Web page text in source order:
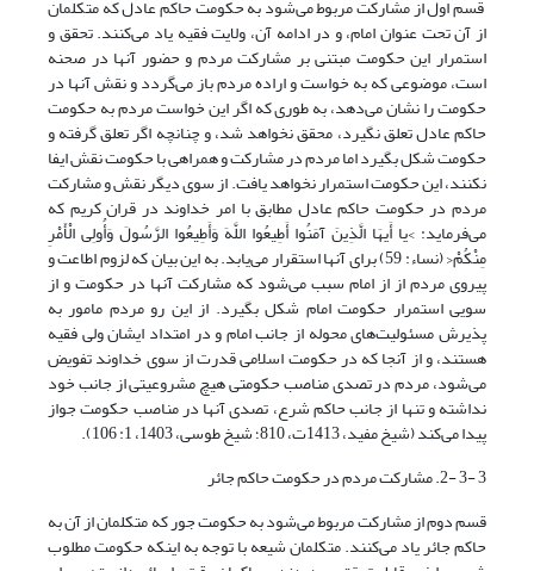
قسم اول از مشارکت مربوط می‌شود به حکومت حاکم عادل که متکلمان
از آن تحت عنوان امام، و در ادامه آن، ولایت فقیه یاد می‌کنند. تحقق و
استمرار این حکومت مبتنی بر مشارکت مردم و حضور آنها در صحنه
است، موضوعی که به خواست و اراده مردم باز می‌گردد و نقش آنها در
حکومت را نشان می‌دهد، به طوری که اگر این خواست مردم به حکومت
حاکم عادل تعلق نگیرد، محقق نخواهد شد، و چنانچه اگر تعلق گرفته و
حکومت شکل بگیرد اما مردم در مشارکت و همراهی با حکومت نقش ایفا
نکنند، این حکومت استمرار نخواهد یافت. از سوی دیگر نقش و مشارکت
مردم در حکومت حاکم عادل مطابق با امر خداوند در قران کریم که
می‌فرماید: >یا أَیهَا الَّذِینَ آمَنُوا أَطِیعُوا اللَّهَ وَأَطِیعُوا الرَّسُولَ وَأُولِی الْأَمْرِ
مِنْکُمْ< (نساء: 59) برای آنها استقرار می‌یابد. به این بیان که لزوم اطاعت و
پیروی مردم از از امام سبب می‌شود که مشارکت آنها در حکومت و از
سویی استمرار حکومت امام شکل بگیرد. از این رو مردم مامور به
پذیرش مسئولیت‌های محوله از جانب امام و در امتداد ایشان ولی فقیه
هستند، و از آنجا که در حکومت اسلامی قدرت از سوی خداوند تفویض
می‌شود، مردم در تصدی مناصب حکومتی هیچ مشروعیتی از جانب خود
نداشته و تنها از جانب حاکم شرع، تصدی آنها در مناصب حکومت جواز
پیدا می‌کند (شیخ مفید، 1413ت، 810؛ شیخ طوسی، 1403، 1: 106).
3 -3 -2. مشارکت مردم در حکومت حاکم جائر
قسم دوم از مشارکت مربوط می‌شود به حکومت جور که متکلمان از آن به
حاکم جائر یاد می‌کنند. متکلمان شیعه با توجه به اینکه حکومت مطلوب